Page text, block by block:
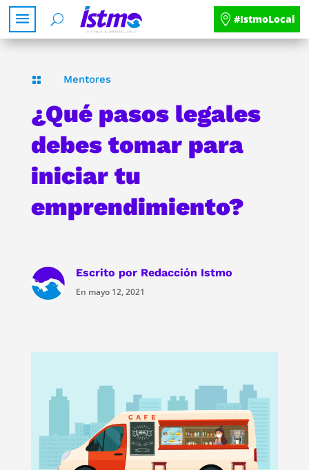
#IstmoLocal
 Mentores
¿Qué pasos legales
debes tomar para
iniciar tu
emprendimiento?
Escrito por Redacción Istmo
En mayo 12, 2021